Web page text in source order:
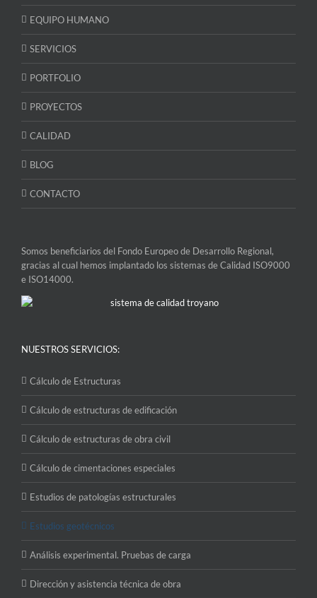
EQUIPO HUMANO
SERVICIOS
PORTFOLIO
PROYECTOS
CALIDAD
BLOG
CONTACTO
Somos beneficiarios del Fondo Europeo de Desarrollo Regional,
gracias al cual hemos implantado los sistemas de Calidad ISO9000
e ISO14000.
NUESTROS SERVICIOS:
Cálculo de Estructuras
Cálculo de estructuras de edificación
Cálculo de estructuras de obra civil
Cálculo de cimentaciones especiales
Estudios de patologías estructurales
Estudios geotécnicos
Análisis experimental. Pruebas de carga
Dirección y asistencia técnica de obra